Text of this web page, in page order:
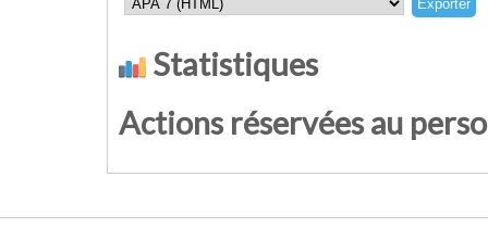
Statistiques
Actions réservées au